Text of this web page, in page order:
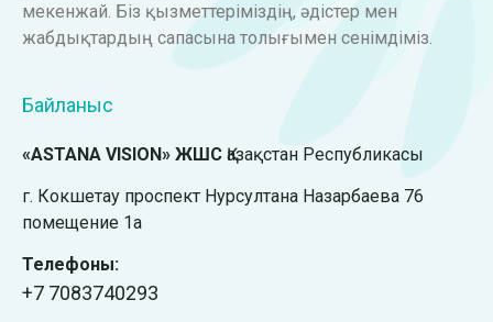
мекенжай. Біз қызметтеріміздің, әдістер мен
жабдықтардың сапасына толығымен сенімдіміз.
Байланыс
«ASTANA VISION» ЖШС Қазақстан Республикасы
г. Кокшетау проспект Нурсултана Назарбаева 76
помещение 1а
Телефоны:
+7 7083740293